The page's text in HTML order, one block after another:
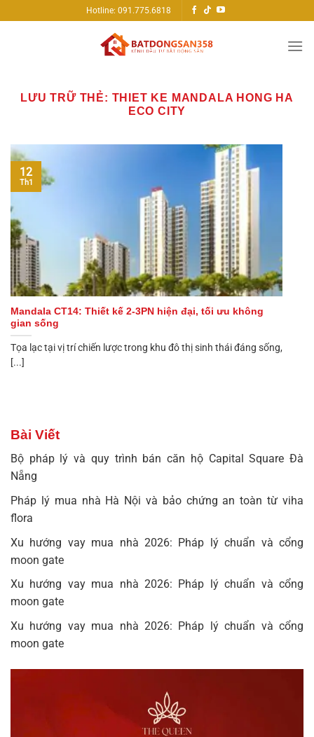
qua
Hotline: 091.775.6818
LƯU TRỮ THẺ: THIET KE MANDALA HONG HA
ECO CITY
Mandala CT14: Thiết kế 2-3PN hiện đại, tối ưu không
gian sống
Tọa lạc tại vị trí chiến lược trong khu đô thị sinh thái đáng sống,
[...]
12
Th1
Bài Viết
Bộ pháp lý và quy trình bán căn hộ Capital Square Đà
Nẵng
Pháp lý mua nhà Hà Nội và bảo chứng an toàn từ viha
flora
Xu hướng vay mua nhà 2026: Pháp lý chuẩn và cổng
moon gate
Xu hướng vay mua nhà 2026: Pháp lý chuẩn và cổng
moon gate
Xu hướng vay mua nhà 2026: Pháp lý chuẩn và cổng
moon gate